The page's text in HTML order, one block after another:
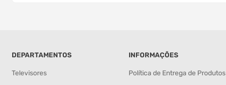
DEPARTAMENTOS
Televisores
INFORMAÇÕES
Política de Entrega de Produtos